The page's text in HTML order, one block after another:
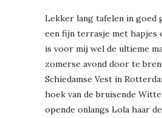
Lekker lang tafelen in goed
een fijn terrasje met hapjes
is voor mij wel de ultieme
zomerse avond door te
Schiedamse Vest in
hoek van de bruisende
opende onlangs Lola haar